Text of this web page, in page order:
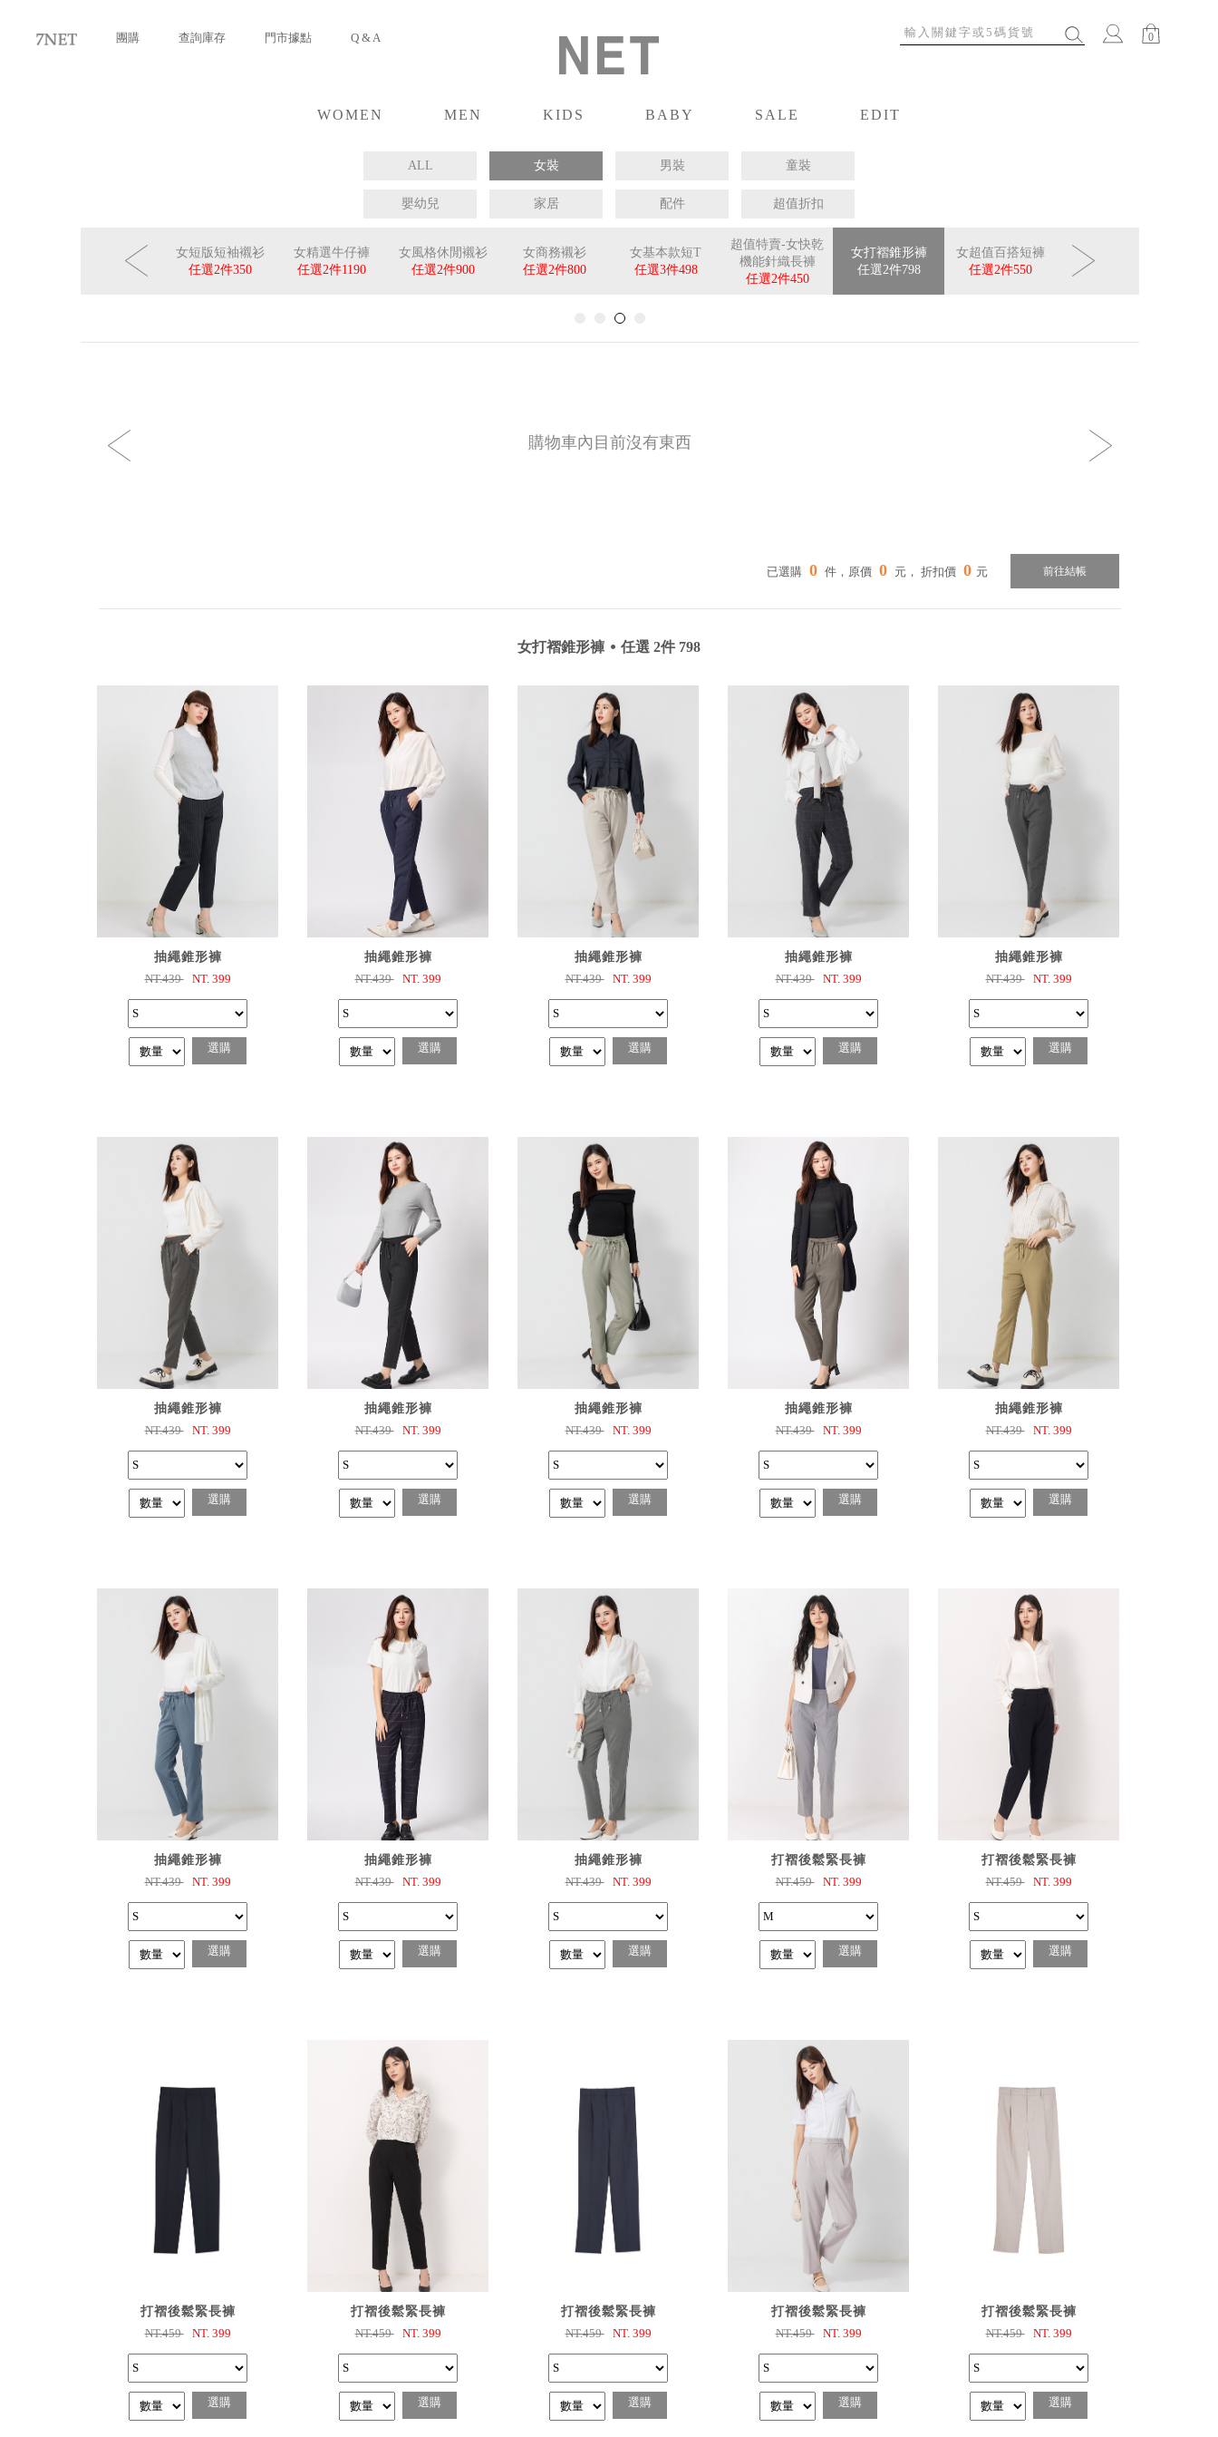
團購 查詢庫存 門市據點 Q & A 0
WOMEN
MEN
KIDS
BABY
SALE
EDIT
ALL 女裝 男裝 童裝
嬰幼兒 家居 配件 超值折扣
品牌優惠-女雙口
袋短版襯衫
女短版短袖襯衫
任選2件350
女精選牛仔褲
任選2件1190
女風格休閒襯衫
任選2件900
女商務襯衫
任選2件800
女基本款短T
任選3件498
超值特賣-女快乾
機能針織長褲
任選2件450
女打褶錐形褲
任選2件798
女超值百搭短褲
任選2件550
女活力休閒短褲
任選2件
購物車內目前沒有東西
已選購 0 件，原價 0 元， 折扣價 0 元 前往結帳
女打褶錐形褲 ⦁ 任選 2件 798
已選購
抽繩錐形褲
NT.439
NT. 399
選購
已選購
抽繩錐形褲
NT.439
NT. 399
選購
已選購
抽繩錐形褲
NT.439
NT. 399
選購
已選購
抽繩錐形褲
NT.439
NT. 399
選購
已選購
抽繩錐形褲
NT.439
NT. 399
選購
已選購
抽繩錐形褲
NT.439
NT. 399
選購
已選購
抽繩錐形褲
NT.439
NT. 399
選購
已選購
抽繩錐形褲
NT.439
NT. 399
選購
已選購
抽繩錐形褲
NT.439
NT. 399
選購
已選購
抽繩錐形褲
NT.439
NT. 399
選購
已選購
抽繩錐形褲
NT.439
NT. 399
選購
已選購
抽繩錐形褲
NT.439
NT. 399
選購
已選購
抽繩錐形褲
NT.439
NT. 399
選購
已選購
打褶後鬆緊長褲
NT.459
NT. 399
選購
已選購
打褶後鬆緊長褲
NT.459
NT. 399
選購
已選購
打褶後鬆緊長褲
NT.459
NT. 399
選購
已選購
打褶後鬆緊長褲
NT.459
NT. 399
選購
已選購
打褶後鬆緊長褲
NT.459
NT. 399
選購
已選購
打褶後鬆緊長褲
NT.459
NT. 399
選購
已選購
打褶後鬆緊長褲
NT.459
NT. 399
選購